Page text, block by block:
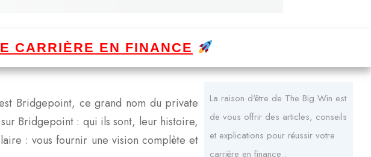
CARRIÈRE EN FINANCE
Bridgepoint, ce grand nom du private
Bridgepoint : qui ils sont, leur histoire,
: vous fournir une vision complète et
La raison d'être de The Big Win est
de vous offrir des articles, conseils
et explications pour réussir votre
carrière en finance :